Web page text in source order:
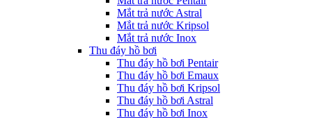
Mắt trả nước Astral
Mắt trả nước Kripsol
Mắt trả nước Inox
Thu đáy hồ bơi
Thu đáy hồ bơi Pentair
Thu đáy hồ bơi Emaux
Thu đáy hồ bơi Kripsol
Thu đáy hồ bơi Astral
Thu đáy hồ bơi Inox